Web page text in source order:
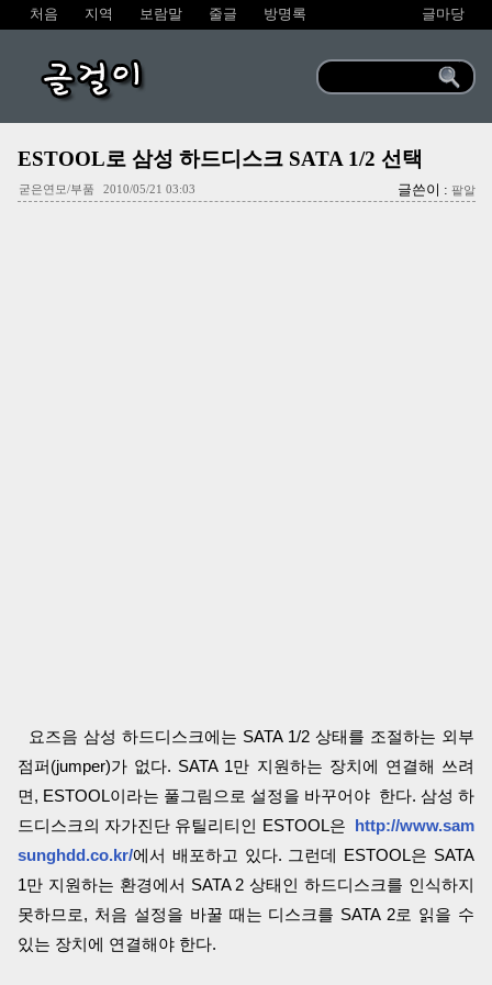
처음 지역 보람말 줄글 방명록 글마당
글걸이
ESTOOL로 삼성 하드디스크 SATA 1/2 선택
굳은연모/부품 2010/05/21 03:03 글쓴이 : 팥알
요즈음 삼성 하드디스크에는 SATA 1/2 상태를 조절하는 외부
점퍼(jumper)가 없다. SATA 1만 지원하는 장치에 연결해 쓰려
면, ESTOOL이라는 풀그림으로 설정을 바꾸어야 한다. 삼성 하
드디스크의 자가진단 유틸리티인 ESTOOL은 http://www.sam
sunghdd.co.kr/에서 배포하고 있다. 그런데 ESTOOL은 SATA
1만 지원하는 환경에서 SATA 2 상태인 하드디스크를 인식하지
못하므로, 처음 설정을 바꿀 때는 디스크를 SATA 2로 읽을 수
있는 장치에 연결해야 한다.